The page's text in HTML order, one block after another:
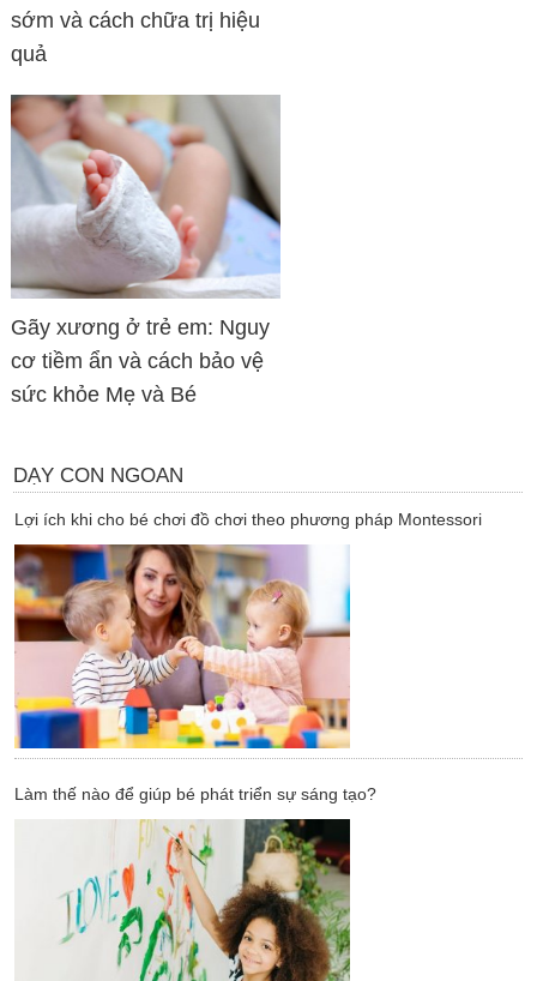
sớm và cách chữa trị hiệu
quả
Gãy xương ở trẻ em: Nguy
cơ tiềm ẩn và cách bảo vệ
sức khỏe Mẹ và Bé
DẠY CON NGOAN
Lợi ích khi cho bé chơi đồ chơi theo phương pháp Montessori
Làm thế nào để giúp bé phát triển sự sáng tạo?